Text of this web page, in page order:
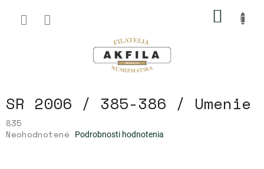
obsah
SR 2006 / 385-386 / Umenie
835
Priemerné
Neohodnotené Podrobnosti hodnotenia